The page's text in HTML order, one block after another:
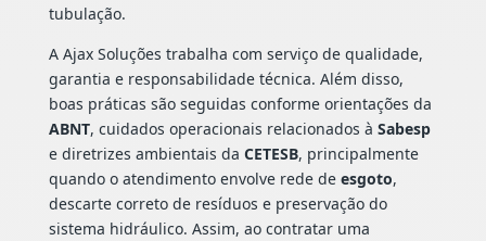
tubulação.
A Ajax Soluções trabalha com serviço de qualidade,
garantia e responsabilidade técnica. Além disso,
boas práticas são seguidas conforme orientações da
ABNT, cuidados operacionais relacionados à Sabesp
e diretrizes ambientais da CETESB, principalmente
quando o atendimento envolve rede de esgoto,
descarte correto de resíduos e preservação do
sistema hidráulico. Assim, ao contratar uma